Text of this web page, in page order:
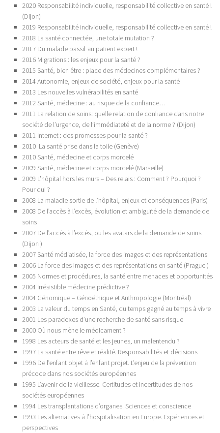
2020 Responsabilité individuelle, responsabilité collective en santé !
(Dijon)
2019 Responsabilité individuelle, responsabilité collective en santé !
2018 La santé connectée, une totale mutation ?
2017 Du malade passif au patient expert !
2016 Migrations : les enjeux pour la santé ?
2015 Santé, bien être : place des médecines complémentaires ?
2014 Autonomie, enjeux de société, enjeux pour la santé
2013 Les nouvelles vulnérabilités en santé
2012 Santé, médecine : au risque de la confiance…
2011 La relation de soins: quelle relation de confiance dans notre
société de l’urgence, de l’immédiateté et de la norme ? (Dijon)
2011 Internet : des promesses pour la santé ?
2010 La santé prise dans la toile (Genève)
2010 Santé, médecine et corps morcelé
2009 Santé, médecine et corps morcelé (Marseille)
2009 L’hôpital hors les murs – Des relais : Comment ? Pourquoi ?
Pour qui ?
2008 La maladie sortie de l’hôpital, enjeux et conséquences (Paris)
2008 De l’accès à l’excès, évolution et ambiguïté de la demande de
soins
2007 De l’accès à l’excès, ou les avatars de la demande de soins
(Dijon )
2007 Santé médiatisée, la force des images et des représentations
2006 La force des images et des représentations en santé (Prague )
2005 Normes et procédures, la santé entre menaces et opportunités
2004 Irrésistible médecine prédictive ?
2004 Génomique – Génoéthique et Anthropologie (Montréal)
2003 La valeur du temps en Santé, du temps gagné au temps à vivre
2001 Les paradoxes d’une recherche de santé sans risque
2000 Où nous mène le médicament ?
1998 Les acteurs de santé et les jeunes, un malentendu ?
1997 La santé entre rêve et réalité. Responsabilités et décisions
1996 De l’enfant objet à l’enfant projet. L’enjeu de la prévention
précoce dans nos sociétés européennes
1995 L’avenir de la vieillesse. Certitudes et incertitudes de nos
sociétés européennes
1994 Les transplantations d’organes. Sciences et conscience
1993 Les alternatives à l’hospitalisation en Europe. Expériences et
perspectives